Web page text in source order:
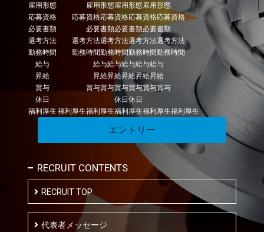
雇用形態
雇用形態雇用形態雇用形態
応募資格
応募資格応募資格応募資格応募資格
必要書類
必要書類必要書類必要書類
選考方法
選考方法選考方法選考方法選考方法
勤務時間
勤務時間勤務時間勤務時間勤務時間
給与
給与給与給与給与給与
昇給
昇給昇給昇給昇給昇給
賞与
賞与賞与賞与賞与賞与賞与
休日
休日休日
福利厚生 福利厚生福利厚生福利厚生福利厚生福利厚生
エントリー
RECRUIT CONTENTS
RECRUIT TOP
代表者メッセージ